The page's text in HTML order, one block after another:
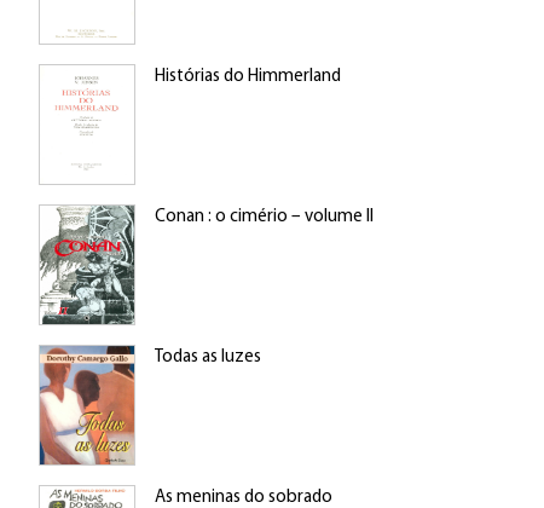
Histórias do Himmerland
Conan : o cimério – volume II
Todas as luzes
As meninas do sobrado